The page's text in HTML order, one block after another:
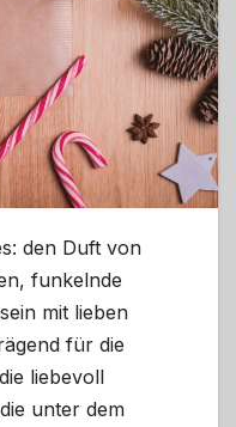
den Duft von
funkelnde
mit lieben
für die
liebevoll
unter dem